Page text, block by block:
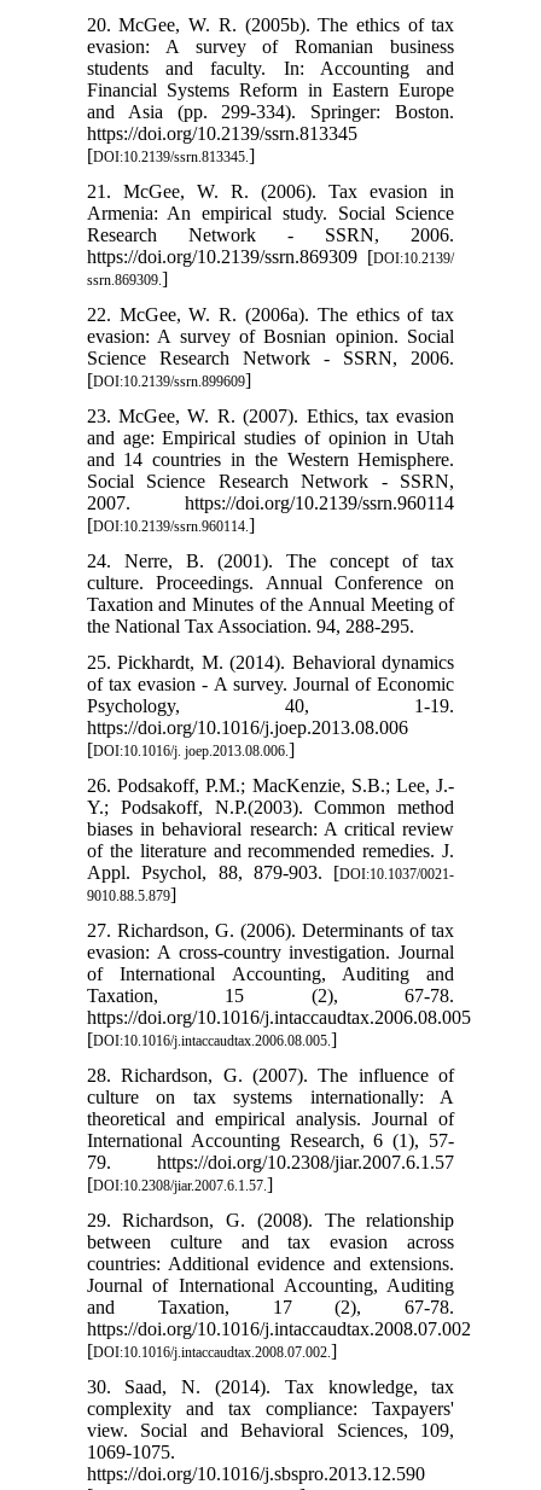
20. McGee, W. R. (2005b). The ethics of tax
evasion: A survey of Romanian business
students and faculty. In: Accounting and
Financial Systems Reform in Eastern Europe
and Asia (pp. 299-334). Springer: Boston.
https://doi.org/10.2139/ssrn.813345
[DOI:10.2139/ssrn.813345. ]
21. McGee, W. R. (2006). Tax evasion in
Armenia: An empirical study. Social Science
Research Network - SSRN, 2006.
https://doi.org/10.2139/ssrn.869309 [DOI:10.2139/
ssrn.869309. ]
22. McGee, W. R. (2006a). The ethics of tax
evasion: A survey of Bosnian opinion. Social
Science Research Network - SSRN, 2006.
[DOI:10.2139/ssrn.899609]
23. McGee, W. R. (2007). Ethics, tax evasion
and age: Empirical studies of opinion in Utah
and 14 countries in the Western Hemisphere.
Social Science Research Network - SSRN,
2007. https://doi.org/10.2139/ssrn.960114
[DOI:10.2139/ssrn.960114. ]
24. Nerre, B. (2001). The concept of tax
culture. Proceedings. Annual Conference on
Taxation and Minutes of the Annual Meeting of
the National Tax Association. 94, 288-295.
25. Pickhardt, M. (2014). Behavioral dynamics
of tax evasion - A survey. Journal of Economic
Psychology, 40, 1-19.
https://doi.org/10.1016/j.joep.2013.08.006
[DOI:10.1016/j. joep.2013.08.006. ]
26. Podsakoff, P.M.; MacKenzie, S.B.; Lee, J.-
Y.; Podsakoff, N.P.(2003). Common method
biases in behavioral research: A critical review
of the literature and recommended remedies. J.
Appl. Psychol, 88, 879-903. [DOI:10.1037/0021-
9010.88.5.879]
27. Richardson, G. (2006). Determinants of tax
evasion: A cross-country investigation. Journal
of International Accounting, Auditing and
Taxation, 15 (2), 67-78.
https://doi.org/10.1016/j.intaccaudtax.2006.08.005
[DOI:10.1016/j.intaccaudtax.2006.08.005. ]
28. Richardson, G. (2007). The influence of
culture on tax systems internationally: A
theoretical and empirical analysis. Journal of
International Accounting Research, 6 (1), 57-
79. https://doi.org/10.2308/jiar.2007.6.1.57
[DOI:10.2308/jiar.2007.6.1.57. ]
29. Richardson, G. (2008). The relationship
between culture and tax evasion across
countries: Additional evidence and extensions.
Journal of International Accounting, Auditing
and Taxation, 17 (2), 67-78.
https://doi.org/10.1016/j.intaccaudtax.2008.07.002
[DOI:10.1016/j.intaccaudtax.2008.07.002. ]
30. Saad, N. (2014). Tax knowledge, tax
complexity and tax compliance: Taxpayers'
view. Social and Behavioral Sciences, 109,
1069-1075.
https://doi.org/10.1016/j.sbspro.2013.12.590